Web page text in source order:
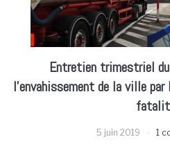
Entretien trimestriel
l’envahissement de la ville
5 juin 2019 1